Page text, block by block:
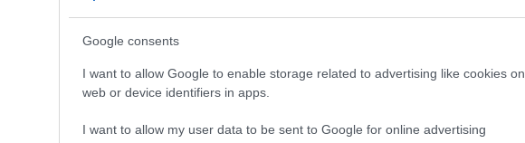
Google consents
I want to allow Google to enable storage related to advertising like cookies on
web or device identifiers in apps.
I want to allow my user data to be sent to Google for online advertising